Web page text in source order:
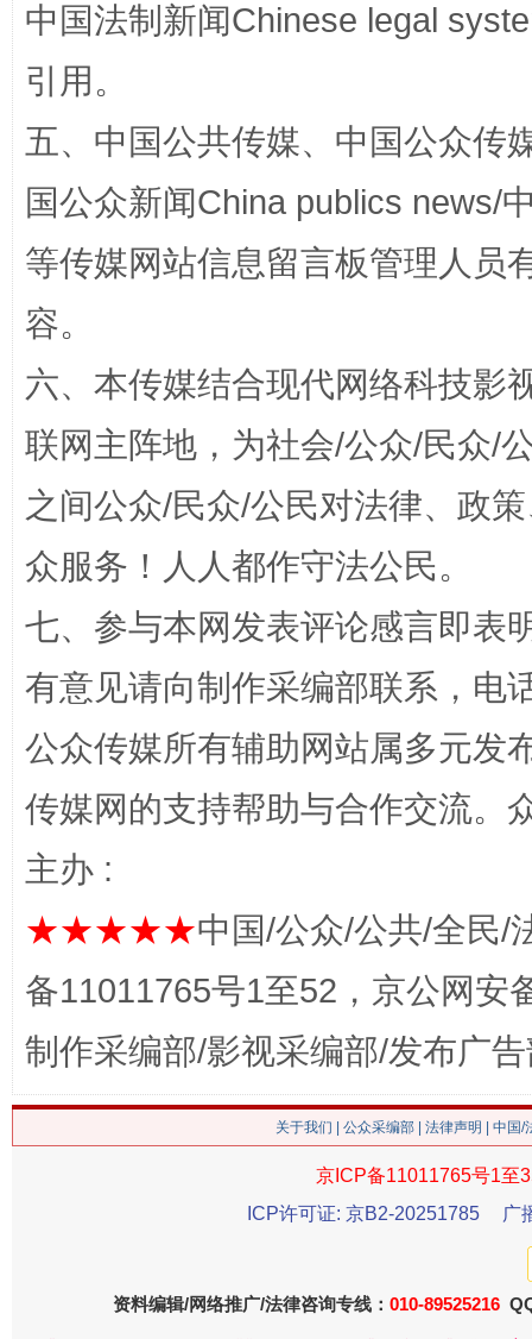
漫山遍野的桃花与雪山、麦地、白藏房 除
招工难、用工荒背后
网上购药对药下症？
这是一记警钟！ 谢
在谋一域中谋全局
今
中国法制新闻Chinese legal
引用。
五、中国公共传媒、中国公众传
国公众新闻China publics news/
等传媒网站信息留言板管理人员
容。
六、本传媒结合现代网络科技影
联网主阵地，为社会/公众/民众/
之间公众/民众/公民对法律、政
众服务！人人都作守法公民。
七、参与本网发表评论感言即表
有意见请向制作采编部联系，电
公众传媒所有辅助网站属多元发
传媒网的支持帮助与合作交流。
主办 :
★★★★★中国/公众/公共/全民/
备11011765号1至52，京公网安
制作采编部/影视采编部/发布广
关于我们 公众采编部 法律声明 | 中国
京ICP备11011765号1至
ICP许可证: 京B2-20251785
广
资料编辑/网络推广/法律咨询专线： 010-89525216